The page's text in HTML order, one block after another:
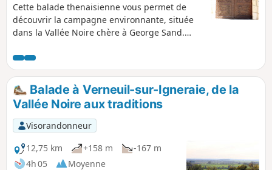
Cette balade thenaisienne vous permet de
découvrir la campagne environnante, située
dans la Vallée Noire chère à George Sand.
vous pourrez admirer les sculptures sur bois
réalisées par l'Abbé Aymon, curé de 1941 à
1987. Les chemins, parfois humides aux
abords des ruisseaux, traversent bois, pairies
bocagères et cultures agricoles. Vous
passerez également près du Château de la
Pouzerie (privé).
Balade à Verneuil-sur-Igneraie, de la
Vallée Noire aux traditions
Visorandonneur
12,75 km
+158 m
-167 m
4h 05
Moyenne